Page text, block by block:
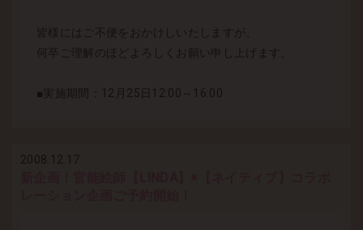
皆様にはご不便をおかけしいたしますが、
何卒ご理解のほどよろしくお願い申し上げます。
■実施期間：12月25日12:00～16:00
2008.12.17